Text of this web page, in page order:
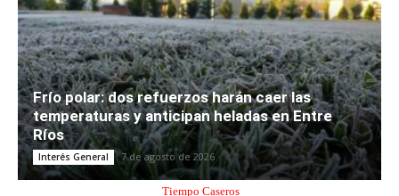
Frío polar: dos refuerzos harán caer las
temperaturas y anticipan heladas en Entre
Ríos
Interés General 7 de agosto de 2026